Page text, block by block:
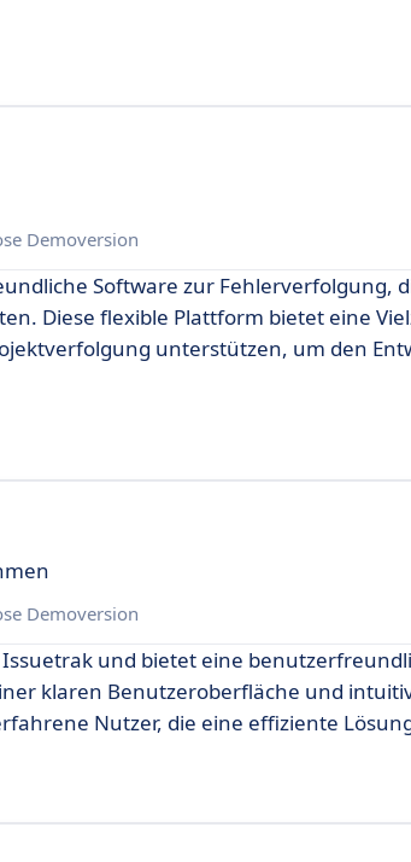
Demoversion
Software zur Fehlerverfolgung,
Diese flexible Plattform bietet eine
unterstützen, um den
Demoversion
und bietet eine
klaren Benutzeroberfläche und
Nutzer, die eine effiziente